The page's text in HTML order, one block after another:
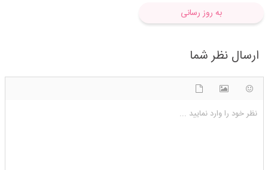
به روز رسانی
ارسال نظر شما
نظر خود را وارد نمایید ...